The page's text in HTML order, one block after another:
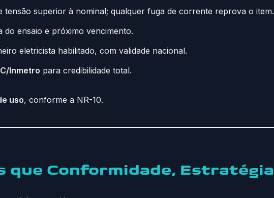
tensão superior à nominal; qualquer fuga de corrente reprova o item.
do ensaio e próximo vencimento.
eletricista habilitado, com validade nacional.
Inmetro para credibilidade total.
uso, conforme a NR-10.
que Conformidade, Estratégia